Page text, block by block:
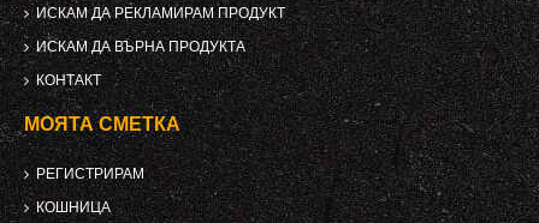
ИСКАМ ДА РЕКЛАМИРАМ ПРОДУКТ
ИСКАМ ДА ВЪРНА ПРОДУКТА
КОНТАКТ
МОЯТА СМЕТКА
РЕГИСТРИРАМ
КОШНИЦА